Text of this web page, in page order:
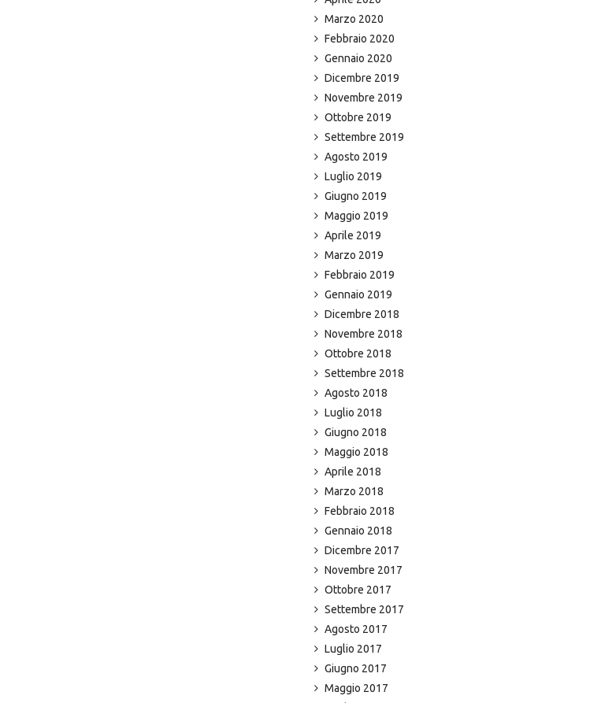
Marzo 2020
Febbraio 2020
Gennaio 2020
Dicembre 2019
Novembre 2019
Ottobre 2019
Settembre 2019
Agosto 2019
Luglio 2019
Giugno 2019
Maggio 2019
Aprile 2019
Marzo 2019
Febbraio 2019
Gennaio 2019
Dicembre 2018
Novembre 2018
Ottobre 2018
Settembre 2018
Agosto 2018
Luglio 2018
Giugno 2018
Maggio 2018
Aprile 2018
Marzo 2018
Febbraio 2018
Gennaio 2018
Dicembre 2017
Novembre 2017
Ottobre 2017
Settembre 2017
Agosto 2017
Luglio 2017
Giugno 2017
Maggio 2017